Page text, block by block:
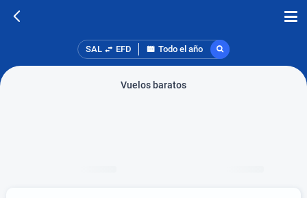
SAL EFD Todo el año
Vuelos baratos